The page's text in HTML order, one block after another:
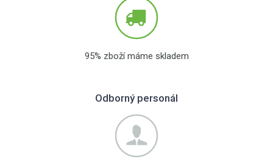
95% zboží máme skladem
Odborný personál